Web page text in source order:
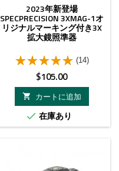
2023年新登場
SPECPRECISION 3XMAG-1オ
リジナルマーキング付き3X
拡大鏡照準器
(14)
価
格
$105.00

カートに追加
 在庫あり